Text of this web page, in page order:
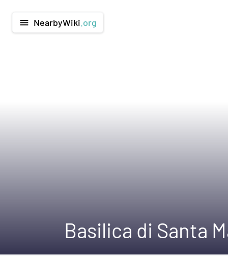
menu NearbyWiki .org
Basilica di Santa